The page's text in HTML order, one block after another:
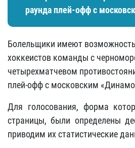
раунда плей-офф с
​Болельщики имеют
хоккеистов команды с
четырехматчевом
плей-офф с московским
Для голосования, форма
страницы, были определены
приводим их статистические